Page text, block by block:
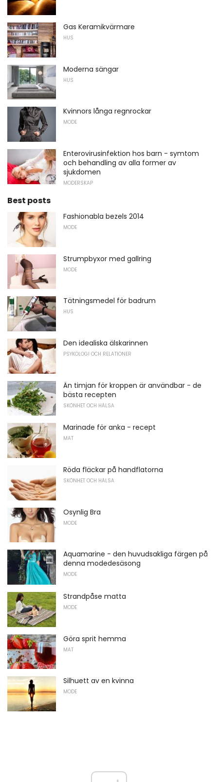
Gas Keramikvärmare
HUS
Moderna sängar
HUS
Kvinnors långa regnrockar
MODE
Enterovirusinfektion hos barn - symtom
och behandling av alla former av
sjukdomen
MODERSKAP
Best posts
Fashionabla bezels 2014
MODE
Strumpbyxor med gallring
MODE
Tätningsmedel för badrum
HUS
Den idealiska älskarinnen
PSYKOLOGI OCH RELATIONER
Än timjan för kroppen är användbar - de
bästa recepten
SKÖNHET OCH HÄLSA
Marinade för anka - recept
MAT
Röda fläckar på handflatorna
SKÖNHET OCH HÄLSA
Osynlig Bra
MODE
Aquamarine - den huvudsakliga färgen på
denna modedesäsong
MODE
Strandpåse matta
MODE
Göra sprit hemma
MAT
Silhuett av en kvinna
MODE